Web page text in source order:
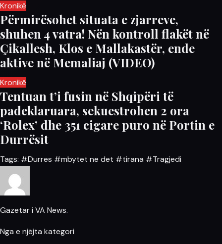
Kronikë
Përmirësohet situata e zjarreve,
shuhen 4 vatra! Nën kontroll flakët në
Çikallesh, Klos e Mallakastër, ende
aktive në Memaliaj (VIDEO)
Kronikë
Tentuan t’i fusin në Shqipëri të
padeklaruara, sekuestrohen 2 ora
‘Rolex’ dhe 351 cigare puro në Portin e
Durrësit
Tags: #Durres #mbytet ne det #tirana #Tragjedi
Gazetar i VA News.
Nga e njëjta kategori